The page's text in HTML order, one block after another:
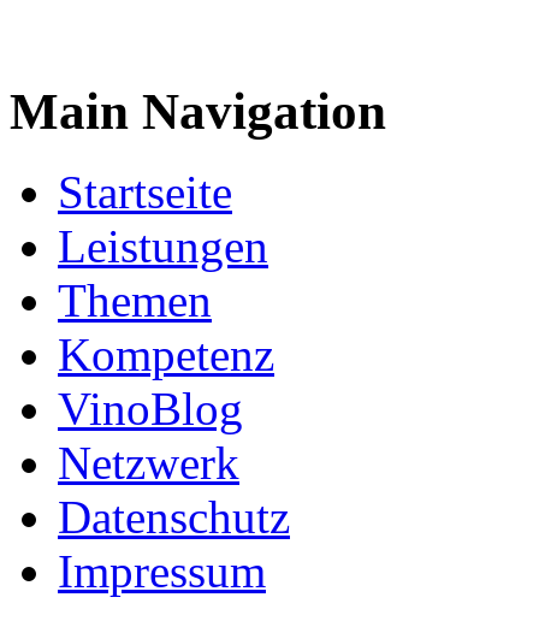
Main Navigation
Startseite
Leistungen
Themen
Kompetenz
VinoBlog
Netzwerk
Datenschutz
Impressum